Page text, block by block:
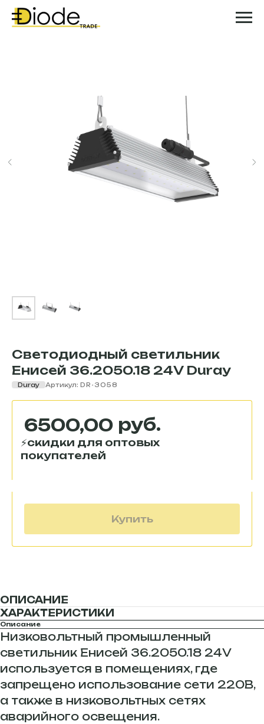
Светодиодный светильник
Енисей 36.2050.18 24V Duray
Duray Артикул: DR-3058
6500,00 руб.
Купить
ОПИСАНИЕ
ХАРАКТЕРИСТИКИ
Описание
Низковольтный промышленный
светильник Енисей 36.2050.18 24V
используется в помещениях, где
запрещено использование сети 220В,
а также в низковольтных сетях
аварийного освещения.